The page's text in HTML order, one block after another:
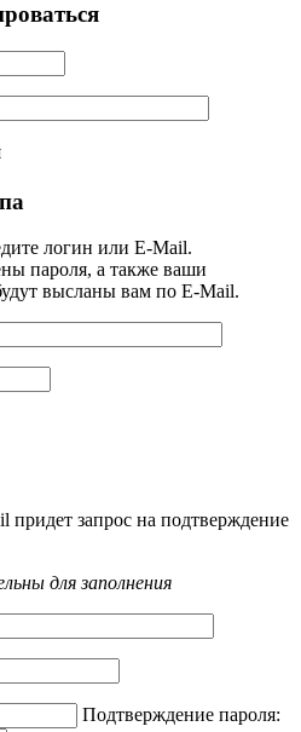
логин или E-Mail.
пароля, а также ваши
высланы вам по E-Mail.
запрос на подтверждение
для заполнения
Подтверждение пароля: